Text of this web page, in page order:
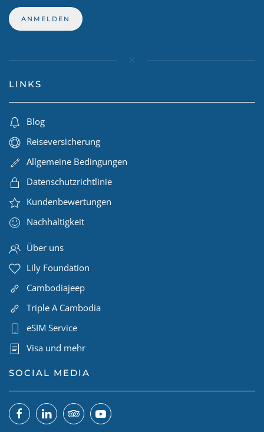
LINKS
Blog
Reiseversicherung
Allgemeine Bedingungen
Datenschutzrichtlinie
Kundenbewertungen
Nachhaltigkeit
Über uns
Lily Foundation
Cambodiajeep
Triple A Cambodia
eSIM Service
Visa und mehr
SOCIAL MEDIA